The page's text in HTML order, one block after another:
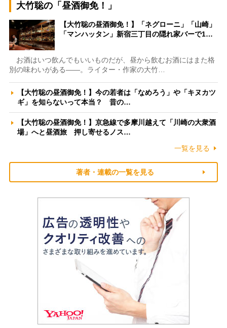
大竹聡の「昼酒御免！」
【大竹聡の昼酒御免！】「ネグローニ」「山崎」
「マンハッタン」新宿三丁目の隠れ家バーで1…
お酒はいつ飲んでもいいものだが、昼から飲むお酒にはまた格
別の味わいがある――。ライター・作家の大竹…
【大竹聡の昼酒御免！】今の若者は「なめろう」や「キヌカツ
ギ」を知らないって本当？ 昔の…
【大竹聡の昼酒御免！】京急線で多摩川越えて「川崎の大衆酒
場」へと昼酒旅 押し寄せるノス…
一覧を見る
著者・連載の一覧を見る